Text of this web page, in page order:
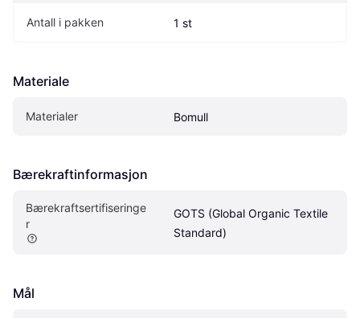
Antall i pakken 1 st
Materiale
Materialer Bomull
Bærekraftinformasjon
Bærekraftsertifiseringe
r
GOTS (Global Organic Textile
Standard)
Mål